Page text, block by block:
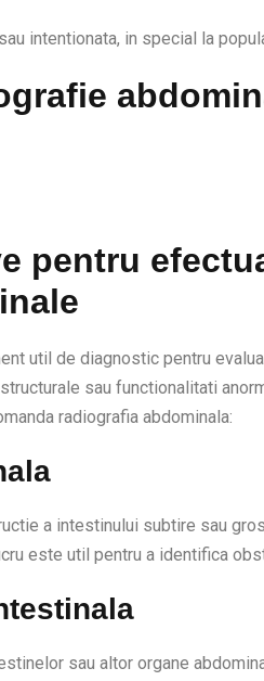
intentionata, in special la
pentru
util de diagnostic pentru
sau functionalitati
radiografia abdominala:
a intestinului subtire sau
este util pentru a identifica
sau altor organe